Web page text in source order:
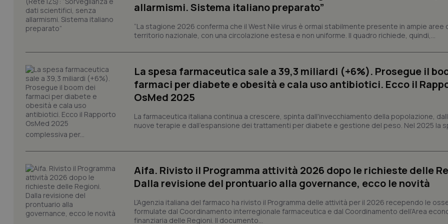
allarmismi. Sistema italiano preparato”
“La stagione 2026 conferma che il West Nile virus è ormai stabilmente presente in ampie aree
territorio nazionale, con una circolazione estesa e non uniforme. Il quadro richiede, quindi,...
La spesa farmaceutica sale a 39,3 miliardi (+6%). Prosegue il
farmaci per diabete e obesità e cala uso antibiotici. Ecco il
OsMed 2025
La farmaceutica italiana continua a crescere, spinta dall'invecchiamento della popolazione,
nuove terapie e dall'espansione dei trattamenti per diabete e gestione del peso. Nel 2025 la
complessiva per...
Aifa. Rivisto il Programma attività 2026 dopo le richieste delle
Dalla revisione del prontuario alla governance, ecco le novità
L’Agenzia italiana del farmaco ha rivisto il Programma delle attività per il 2026 recependo le
formulate dal Coordinamento interregionale farmaceutica e dal Coordinamento dell’Area
finanziaria delle Regioni. Il documento...
e l'accesso alle aree protette del sito. Il sito web non è in grado di funzionare correttamente senza questi
VISITOR_PRIVACY_METADATA
YouTube
.youtube.com
5 mesi 4
settimane
Questo cookie viene utilizzato
scelte di consenso e privacy
del visitatore riguardo a varie
preferenze siano onorate nelle
CookieScriptConsent
CookieScript
www.quotidianosanita.it
5 mesi 3
settimane
Questo cookie viene utilizzato
Script.com per ricordare le
tracking-sites-ironfish-
tracking-enable
www.quotidianosanita.it
4
settimane
Questo cookie è impostato
abilitare il sistema di tracking
tracking-sites-ironfish-
www.quotidianosanita.it
4
Questo cookie è impostato
_ga
Google LLC
.quotidianosanita.it
1 anno 1
mese
Questo nome di cookie è
Universal Analytics, che è un
utilizzato da Google. Questo
per distinguere utenti unici
generato in modo casuale come